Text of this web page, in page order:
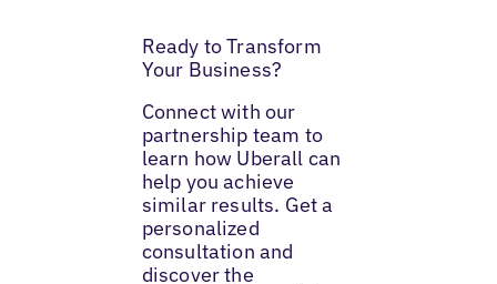
Ready to Transform
Your Business?
Connect with our
partnership team to
learn how Uberall can
help you achieve
similar results. Get a
personalized
consultation and
discover the